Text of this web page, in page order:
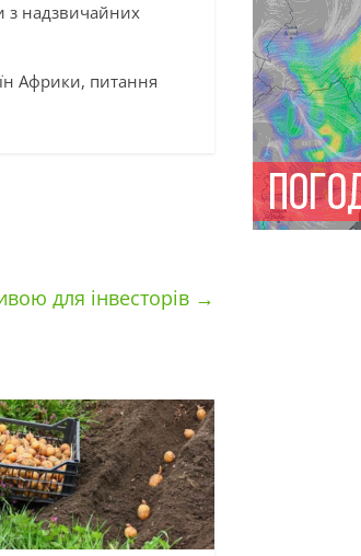
з надзвичайних
Африки, питання
для інвесторів →